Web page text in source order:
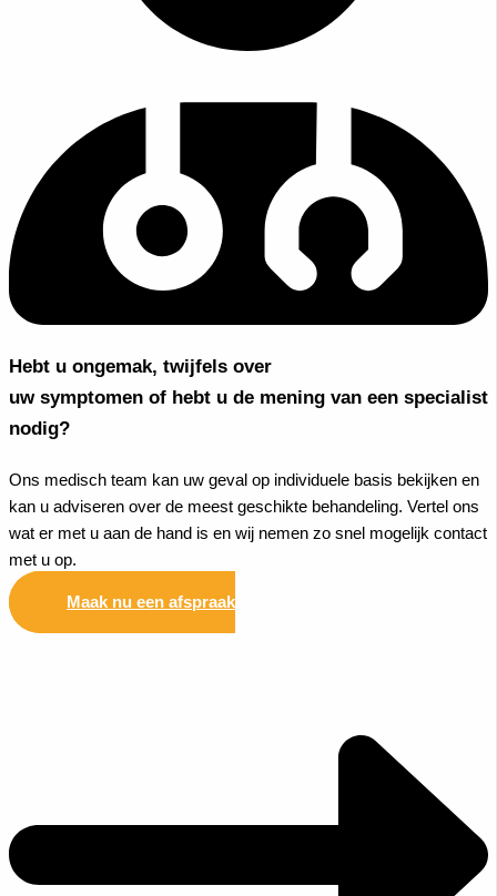
Hebt u ongemak, twijfels over
uw symptomen of hebt u de mening van een specialist
nodig?
Ons medisch team kan uw geval op individuele basis bekijken en
kan u adviseren over de meest geschikte behandeling. Vertel ons
wat er met u aan de hand is en wij nemen zo snel mogelijk contact
met u op.
Maak nu een afspraak